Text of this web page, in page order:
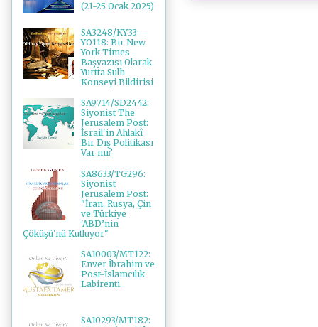
(21-25 Ocak 2025)
SA3248/KY33-
YO118: Bir New
York Times
Başyazısı Olarak
Yurtta Sulh
Konseyi Bildirisi
SA9714/SD2442:
Siyonist The
Jerusalem Post:
İsrail'in Ahlakî
Bir Dış Politikası
Var mı?
SA8633/TG296:
Siyonist
Jerusalem Post:
"İran, Rusya, Çin
ve Türkiye
'ABD’nin
Çöküşü'nü Kutluyor"
SA10003/MT122:
Enver İbrahim ve
Post-İslamcılık
Labirenti
SA10293/MT182: